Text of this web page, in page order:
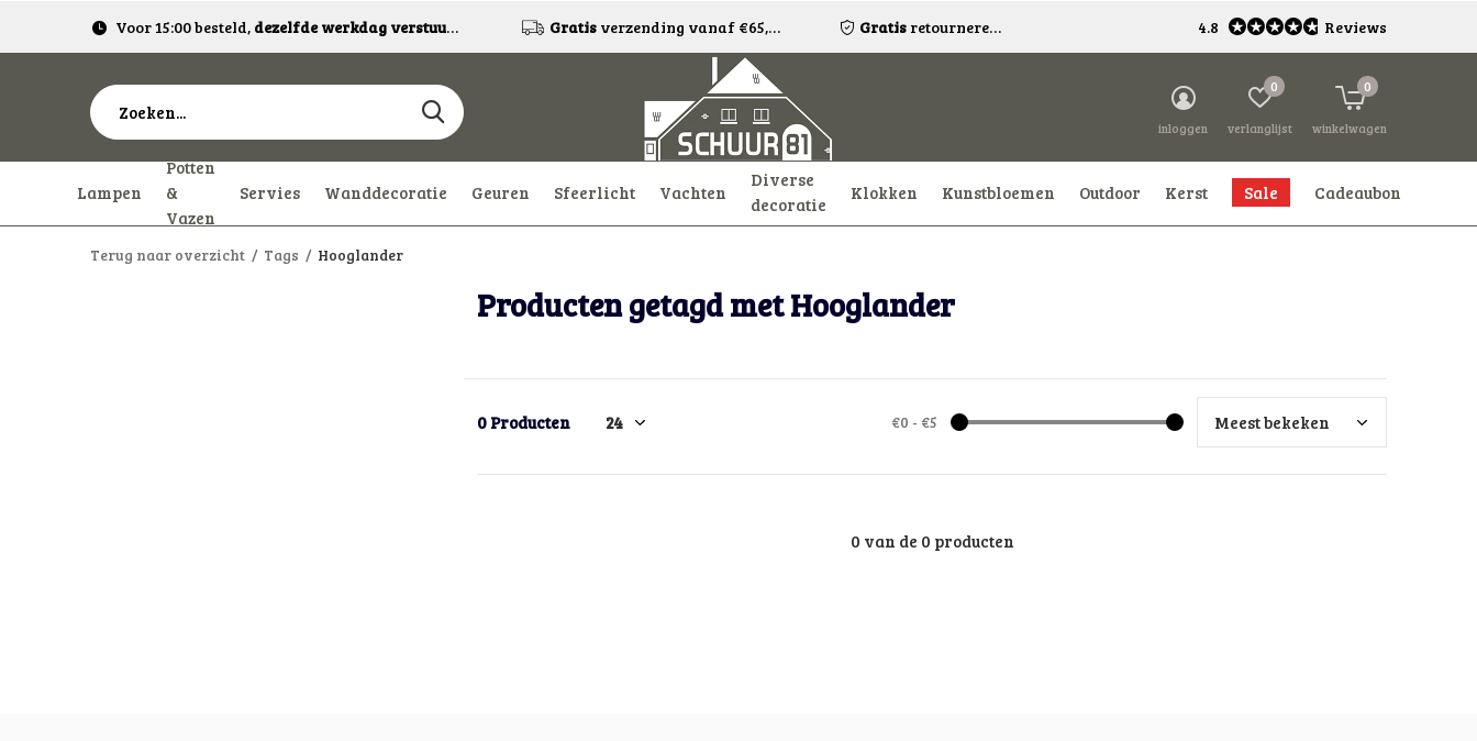
Lampen
Potten
&
Vazen
Servies Wanddecoratie Geuren Sfeerlicht Vachten
Diverse
decoratie
Klokken Kunstbloemen Outdoor Kerst Sale Cadeaubon
inloggen verlanglijst
0
winkelwagen
0
Voor 15:00 besteld, dezelfde werkdag verstuurd! Gratisverzending vanaf €65,-!* Gratis retourneren* 4.8 Reviews
Terug naar overzicht Tags Hooglander
Producten getagd met Hooglander
0 Producten €0 - €5
0 van de 0 producten